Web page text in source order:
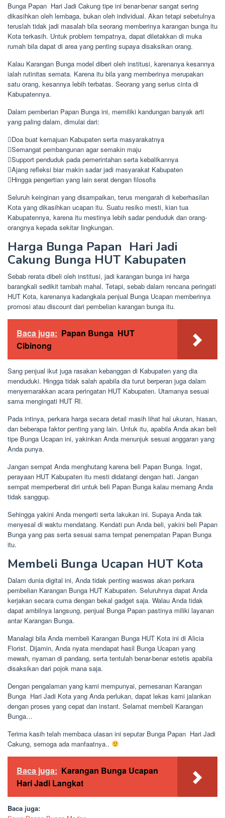
Bunga Papan Hari Jadi Cakung tipe ini benar-benar sangat sering
dikasihkan oleh lembaga, bukan oleh individual. Akan tetapi sebetulnya
teruslah tidak jadi masalah bila seorang memberinya karangan bunga itu
Kota terkasih. Untuk problem tempatnya, dapat diletakkan di muka
rumah bila dapat di area yang penting supaya disaksikan orang.
Kalau Karangan Bunga model diberi oleh institusi, karenanya kesannya
ialah rutinitas semata. Karena itu bila yang memberinya merupakan
satu orang, kesannya lebih terbatas. Seorang yang serius cinta di
Kabupatennya.
Dalam pemberian Papan Bunga ini, memiliki kandungan banyak arti
yang paling dalam, dimulai dari:
Doa buat kemajuan Kabupaten serta masyarakatnya
Semangat pembangunan agar semakin maju
Support penduduk pada pemerintahan serta kebalikannya
Ajang refleksi biar makin sadar jadi masyarakat Kabupaten
Hingga pengertian yang lain serat dengan filosofis
Seluruh keinginan yang disampaikan, terus mengarah di keberhasilan
Kota yang dikasihkan ucapan itu. Suatu resiko mesti, kian tua
Kabupatennya, karena itu mestinya lebih sadar penduduk dan orang-
orangnya kepada sekitar lingkungan.
Harga Bunga Papan Hari Jadi
Cakung Bunga HUT Kabupaten
Sebab rerata dibeli oleh institusi, jadi karangan bunga ini harga
barangkali sedikit tambah mahal. Tetapi, sebab dalam rencana peringati
HUT Kota, karenanya kadangkala penjual Bunga Ucapan memberinya
promosi atau discount dari pembelian karangan bunga itu.
Baca juga: Papan Bunga HUT
Cibinong
Sang penjual ikut juga rasakan kebanggan di Kabupaten yang dia
menduduki. Hingga tidak salah apabila dia turut berperan juga dalam
menyemarakkan acara peringatan HUT Kabupaten. Utamanya sesuai
sama mengingati HUT RI.
Pada intinya, perkara harga secara detail masih lihat hal ukuran, hiasan,
dan beberapa faktor penting yang lain. Untuk itu, apabila Anda akan beli
tipe Bunga Ucapan ini, yakinkan Anda menunjuk sesuai anggaran yang
Anda punya.
Jangan sempat Anda menghutang karena beli Papan Bunga. Ingat,
perayaan HUT Kabupaten itu mesti didatangi dengan hati. Jangan
sempat memperberat diri untuk beli Papan Bunga kalau memang Anda
tidak sanggup.
Sehingga yakini Anda mengerti serta lakukan ini. Supaya Anda tak
menyesal di waktu mendatang. Kendati pun Anda beli, yakini beli Papan
Bunga yang pas serta sesuai sama tempat penempatan Papan Bunga
itu.
Membeli Bunga Ucapan HUT Kota
Dalam dunia digital ini, Anda tidak penting waswas akan perkara
pembelian Karangan Bunga HUT Kabupaten. Seluruhnya dapat Anda
kerjakan secara cuma dengan bekal gadget saja. Walau Anda tidak
dapat ambilnya langsung, penjual Bunga Papan pastinya miliki layanan
antar Karangan Bunga.
Manalagi bila Anda membeli Karangan Bunga HUT Kota ini di Alicia
Florist. Dijamin, Anda nyata mendapat hasil Bunga Ucapan yang
mewah, nyaman di pandang, serta tentulah benar-benar estetis apabila
disaksikan dari pojok mana saja.
Dengan pengalaman yang kami mempunyai, pemesanan Karangan
Bunga Hari Jadi Kota yang Anda perlukan, dapat lekas kami jalankan
dengan proses yang cepat dan instant. Selamat membeli Karangan
Bunga…
Terima kasih telah membaca ulasan ini seputar Bunga Papan Hari Jadi
Cakung, semoga ada manfaatnya..
Baca juga: Karangan Bunga Ucapan
Hari Jadi Langkat
Baca juga: